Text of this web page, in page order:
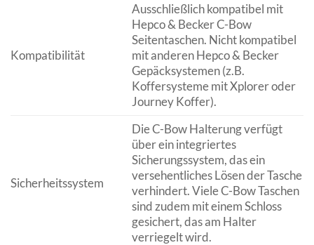
Kompatibilität
Ausschließlich kompatibel mit
Hepco & Becker C-Bow
Seitentaschen. Nicht kompatibel
mit anderen Hepco & Becker
Gepäcksystemen (z.B.
Koffersysteme mit Xplorer oder
Journey Koffer).
Sicherheitssystem
Die C-Bow Halterung verfügt
über ein integriertes
Sicherungssystem, das ein
versehentliches Lösen der Tasche
verhindert. Viele C-Bow Taschen
sind zudem mit einem Schloss
gesichert, das am Halter
verriegelt wird.